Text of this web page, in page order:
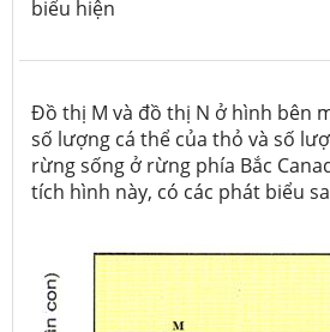
biểu hiện
Đồ thị M và đồ thị N ở hình bên
số lượng cá thể của thỏ và số
rừng sống ở rừng phía Bắc
tích hình này, có các phát biểu